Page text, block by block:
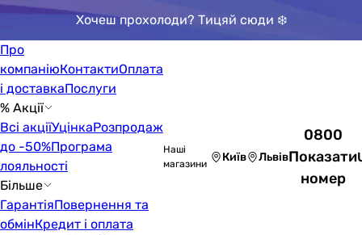
Хочеш прохолоди? Тицяй сюди ❄️
Про
компаніюКонтактиОплата
і доставкаПослуги
% Акції
Всі акціїУцінкаРозпродаж
до -50%Програма
лояльності
Більше
ГарантіяПовернення та
обмінКредит і оплата
Наші
магазини
Київ Львів
0800
Показати
номер